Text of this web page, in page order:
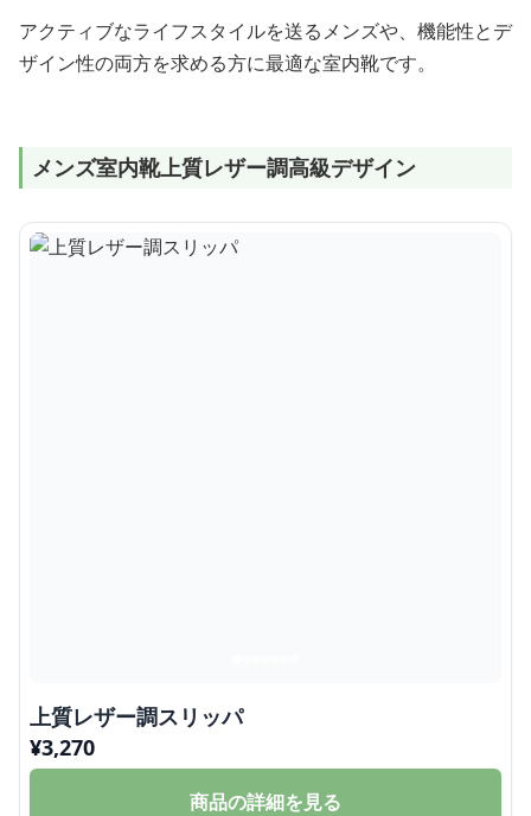
アクティブなライフスタイルを送るメンズや、機能性とデ
ザイン性の両方を求める方に最適な室内靴です。
メンズ室内靴上質レザー調高級デザイン
上質レザー調スリッパ
¥3,270
商品の詳細を見る